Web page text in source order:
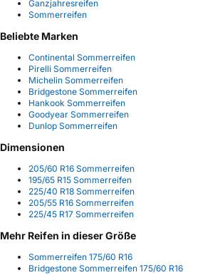
Ganzjahresreifen
Sommerreifen
Beliebte Marken
Continental Sommerreifen
Pirelli Sommerreifen
Michelin Sommerreifen
Bridgestone Sommerreifen
Hankook Sommerreifen
Goodyear Sommerreifen
Dunlop Sommerreifen
Dimensionen
205/60 R16 Sommerreifen
195/65 R15 Sommerreifen
225/40 R18 Sommerreifen
205/55 R16 Sommerreifen
225/45 R17 Sommerreifen
Mehr Reifen in dieser Größe
Sommerreifen 175/60 R16
Bridgestone Sommerreifen 175/60 R16